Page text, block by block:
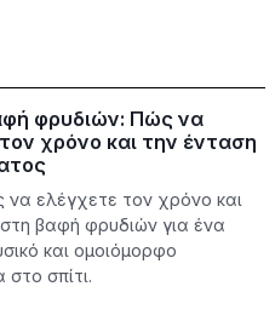
φρυδιών: Πώς να
χρόνο και την ένταση
ελέγχετε τον χρόνο και
βαφή φρυδιών για ένα
και ομοιόμορφο
σπίτι.